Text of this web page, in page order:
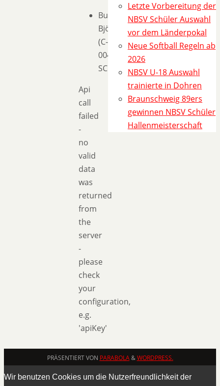
Buchholz
Björn
(C-
004554-
SCO)
Api
call
failed
-
no
valid
data
was
returned
from
the
server
-
please
check
your
configuration,
e.g.
'apiKey'
Letzte Vorbereitung der
NBSV Schüler Auswahl
vor dem Länderpokal
Neue Softball Regeln ab
2026
NBSV U-18 Auswahl
trainierte in Dohren
Braunschweig 89ers
gewinnen NBSV Schüler
Hallenmeisterschaft
PRÄSENTIERT VON PARABOLA&WORDPRESS.
Wir benutzen Cookies um die Nutzerfreundlichkeit der